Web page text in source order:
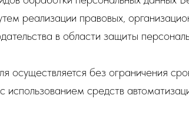
реализации правовых,
в области защиты
осуществляется без ограничения
средств